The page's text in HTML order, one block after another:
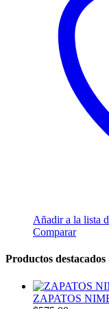
Añadir a la lista
Comparar
Productos destacados
ZAPATOS